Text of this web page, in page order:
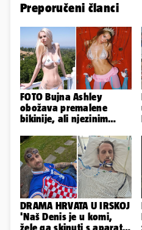
Preporučeni članci
FOTO Bujna Ashley
obožava premalene
bikinije, ali njezinim
smeta
DRAMA HRVATA U IRSKOJ
'Naš Denis je u komi,
žele ga skinuti s aparata!